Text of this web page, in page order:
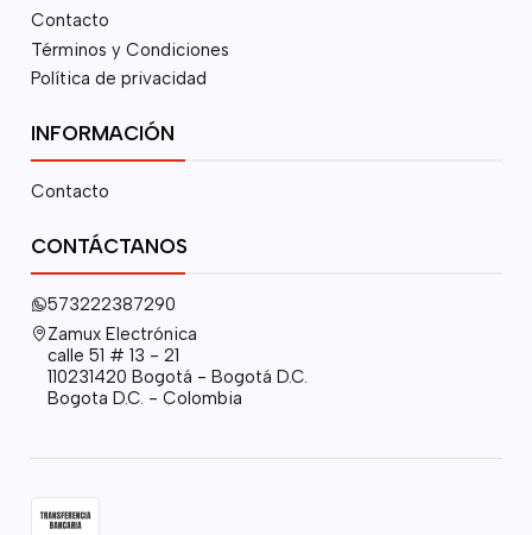
Contacto
Términos y Condiciones
Política de privacidad
INFORMACIÓN
Contacto
CONTÁCTANOS
573222387290
Zamux Electrónica
calle 51 # 13 - 21
110231420 Bogotá - Bogotá D.C.
Bogota D.C. - Colombia